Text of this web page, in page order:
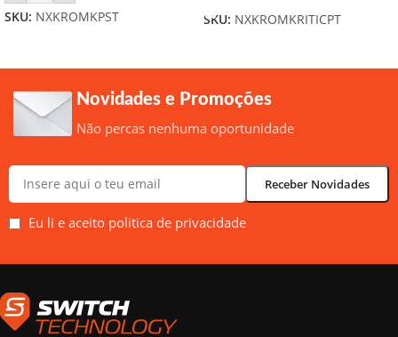
SKU: NXKROMKPST
SKU: NXKROMKRITICPT
Novidades e Promoções
Não percas nenhuma oportunidade
Eu li e aceito politica de privacidade